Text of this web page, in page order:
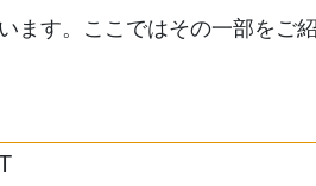
す。ここではその一部をご紹